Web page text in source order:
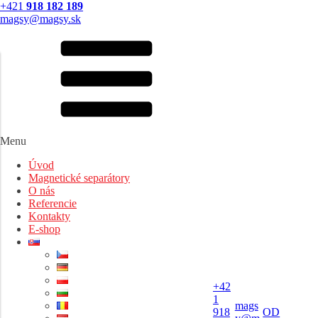
+421 918 182 189
magsy@magsy.sk
Menu
Úvod
Magnetické separátory
O nás
Referencie
Kontakty
E-shop
+42
1
918
mags
OD